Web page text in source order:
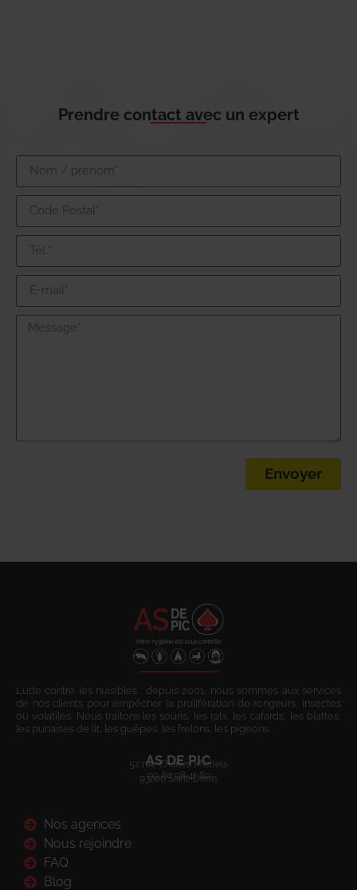
Prendre contact avec un expert
Envoyer
Lutte contre les nuisibles : depuis 2001, nous sommes aux services
de nos clients pour empêcher la prolifération de rongeurs, insectes
ou volatiles. Nous traitons les souris, les rats, les cafards, les blattes,
les punaises de lit, les guêpes, les frelons, les pigeons.
AS DE PIC
52 rue Charles Michels
93200 Saint-Denis
09 80 08 41 80
Nos agences
Nous rejoindre
FAQ
Blog